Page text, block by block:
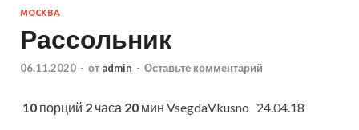
МОСКВА
Рассольник
06.11.2020 - от admin - Оставьте комментарий
10 порций 2 часа 20 мин VsegdaVkusno 24.04.18